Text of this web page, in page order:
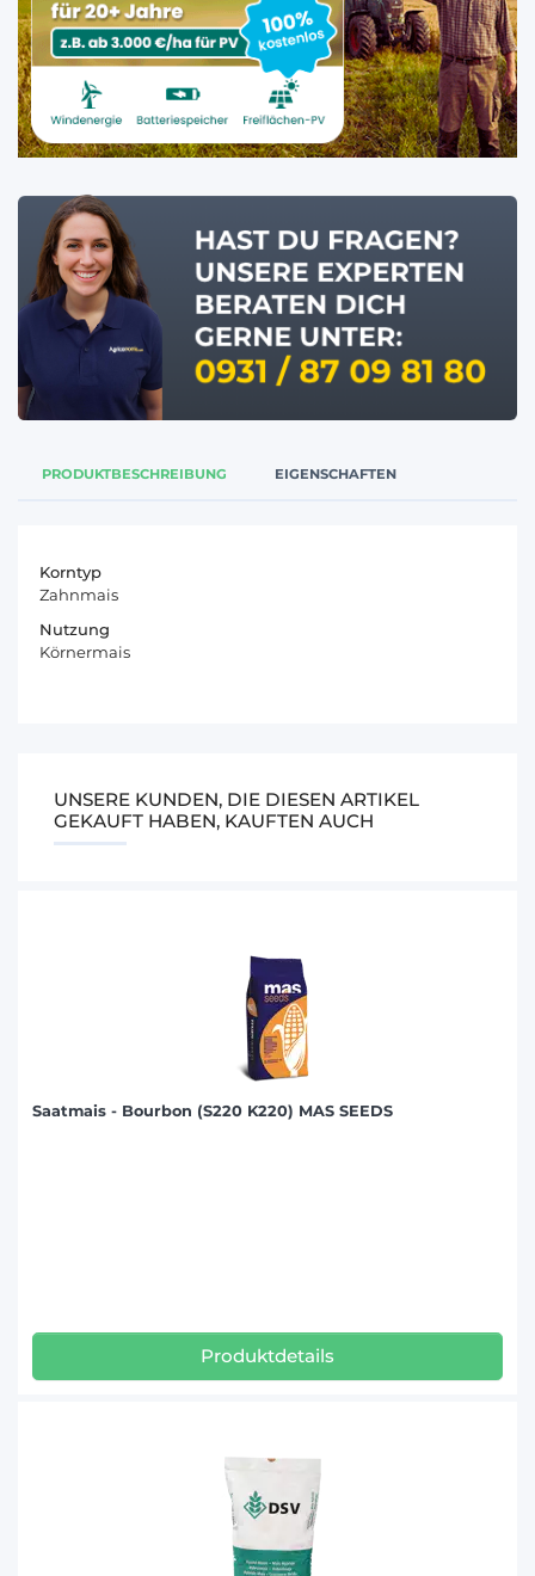
PRODUKTBESCHREIBUNG EIGENSCHAFTEN
Korntyp
Zahnmais
Nutzung
Körnermais
UNSERE KUNDEN, DIE DIESEN ARTIKEL
GEKAUFT HABEN, KAUFTEN AUCH
Saatmais - Bourbon (S220 K220) MAS SEEDS
Produktdetails